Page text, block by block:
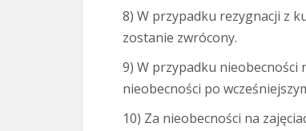
8) W przypadku rezygnacji z
zostanie zwrócony.
9) W przypadku nieobecności
nieobecności po
10) Za nieobecności na